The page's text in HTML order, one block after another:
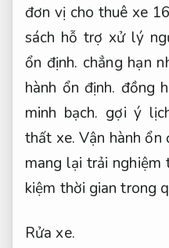
kiệm thời gian trong
Rửa xe.
Như vậy,Kiểm tra xe
cho thuê xe 16 chỗ
Kiểm tra xe kỹ.
tiêu chí: Biển số.
dạng Xe,